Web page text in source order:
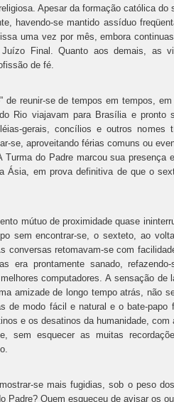
Apesar da formação católica do
havendo-se mantido assíduo
uma vez por mês, embora
Final. Quanto aos demais, as
de fé.
se de tempos em tempos, em
Rio viajavam para Brasília e pronto
gerais, concílios e outros nomes
se, aproveitando férias comuns ou
do Padre marcou sua presença
Ásia, em prova definitiva de que o
de proximidade quase
sem encontrar-se, o sexteto, ao
conversas retomavam-se com
prontamente sanado,
computadores. A sensação de
amizade de longo tempo atrás, não
de modo fácil e natural e o bate-papo
e os desatinos da humanidade, com
sem esquecer as muitas
se mais fugidias, sob o peso dos
Padre? Quem esqueceu de avisar os